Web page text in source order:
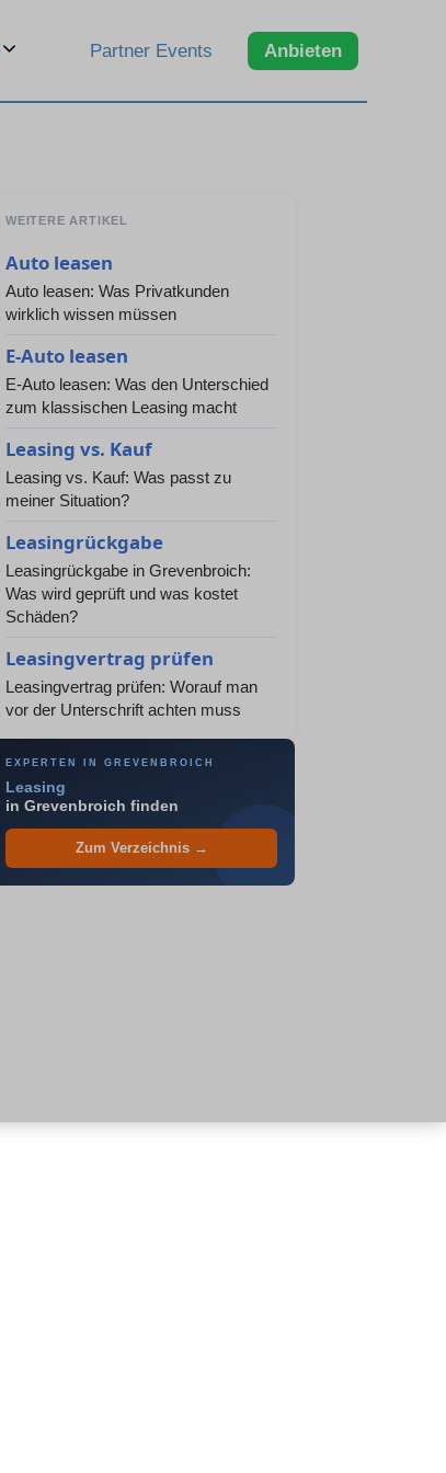
Partner Events Anbieten
WEITERE ARTIKEL
Auto leasen
Auto leasen: Was Privatkunden
wirklich wissen müssen
E-Auto leasen
E-Auto leasen: Was den Unterschied
zum klassischen Leasing macht
Leasing vs. Kauf
Leasing vs. Kauf: Was passt zu
meiner Situation?
Leasingrückgabe
Leasingrückgabe in Grevenbroich:
Was wird geprüft und was kostet
Schäden?
Leasingvertrag prüfen
Leasingvertrag prüfen: Worauf man
vor der Unterschrift achten muss
EXPERTEN IN GREVENBROICH
Leasing
in Grevenbroich finden
Zum Verzeichnis →